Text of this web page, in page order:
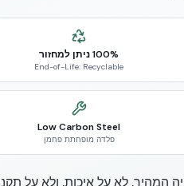
100% ניתן למחזור
End-of-Life: Recyclable
Low Carbon Steel
פלדה מופחתת פחמן